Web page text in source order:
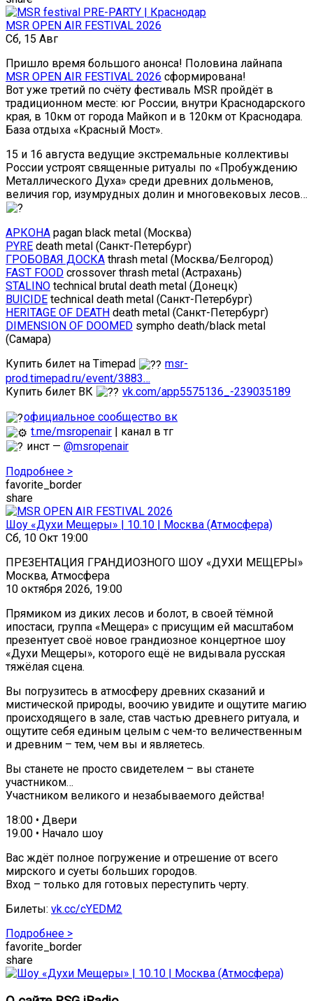
MSR OPEN AIR FESTIVAL 2026
Сб, 15 Авг
Пришло время большого анонса! Половина лайнапа
MSR OPEN AIR FESTIVAL 2026 сформирована!
Вот уже третий по счёту фестиваль MSR пройдёт в
традиционном месте: юг России, внутри Краснодарского
края, в 10км от города Майкоп и в 120км от Краснодара.
База отдыха «Красный Мост».
15 и 16 августа ведущие экстремальные коллективы
России устроят священные ритуалы по «Пробуждению
Металлического Духа» среди древних дольменов,
величия гор, изумрудных долин и многовековых лесов…
АРКОНА pagan black metal (Москва)
PYRE death metal (Санкт-Петербург)
ГРОБОВАЯ ДОСКА thrash metal (Москва/Белгород)
FAST FOOD crossover thrash metal (Астрахань)
STALINO technical brutal death metal (Донецк)
BUICIDE technical death metal (Санкт-Петербург)
HERITAGE OF DEATH death metal (Санкт-Петербург)
DIMENSION OF DOOMED sympho death/black metal
(Самара)
Купить билет на Timepad
msr-
prod.timepad.ru/event/3883…
Купить билет ВК
vk.com/app5575136_-239035189
официальное сообщество вк
t.me/msropenair | канал в тг
инст —@msropenair
Подробнее >
favorite_border
share
Шоу «Духи Мещеры» | 10.10 | Москва (Атмосфера)
Сб, 10 Окт 19:00
ПРЕЗЕНТАЦИЯ ГРАНДИОЗНОГО ШОУ «ДУХИ МЕЩЕРЫ»
Москва, Атмосфера
10 октября 2026, 19:00
Прямиком из диких лесов и болот, в своей тёмной
ипостаси, группа «Мещера» с присущим ей масштабом
презентует своё новое грандиозное концертное шоу
«Духи Мещеры», которого ещё не видывала русская
тяжёлая сцена.
Вы погрузитесь в атмосферу древних сказаний и
мистической природы, воочию увидите и ощутите магию
происходящего в зале, став частью древнего ритуала, и
ощутите себя единым целым с чем-то величественным
и древним – тем, чем вы и являетесь.
Вы станете не просто свидетелем – вы станете
участником…
Участником великого и незабываемого действа!
18:00 • Двери
19.00 • Начало шоу
Вас ждёт полное погружение и отрешение от всего
мирского и суеты больших городов.
Вход – только для готовых переступить черту.
Билеты: vk.cc/cYEDM2
Подробнее >
favorite_border
share